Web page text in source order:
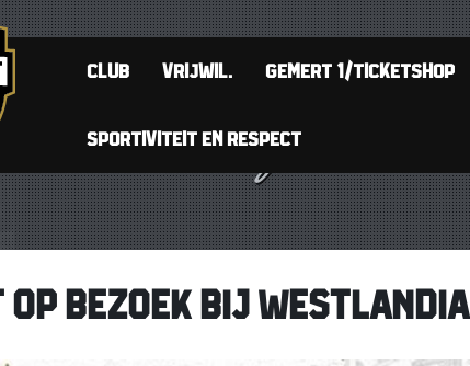
CLUB VRIJWIL. GEMERT 1/TICKETSHOP
SPORTIVITEIT EN RESPECT
OP BEZOEK BIJ WESTLANDIA